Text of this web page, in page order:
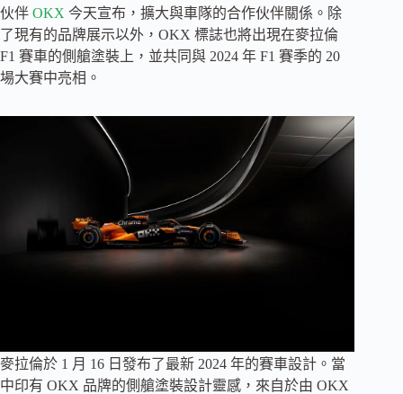
伙伴 OKX 今天宣布，擴大與車隊的合作伙伴關係。除
了現有的品牌展示以外，OKX 標誌也將出現在麥拉倫
F1 賽車的側艙塗裝上，並共同與 2024 年 F1 賽季的 20
場大賽中亮相。
麥拉倫於 1 月 16 日發布了最新 2024 年的賽車設計。當
中印有 OKX 品牌的側艙塗裝設計靈感，來自於由 OKX